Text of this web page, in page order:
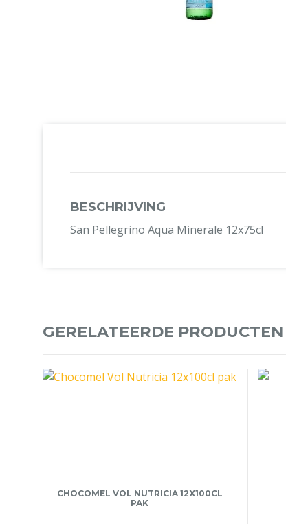
BESCHRIJVING
San Pellegrino Aqua Minerale 12x75cl
GERELATEERDE PRODUCTEN
CHOCOMEL VOL NUTRICIA 12X100CL
PAK